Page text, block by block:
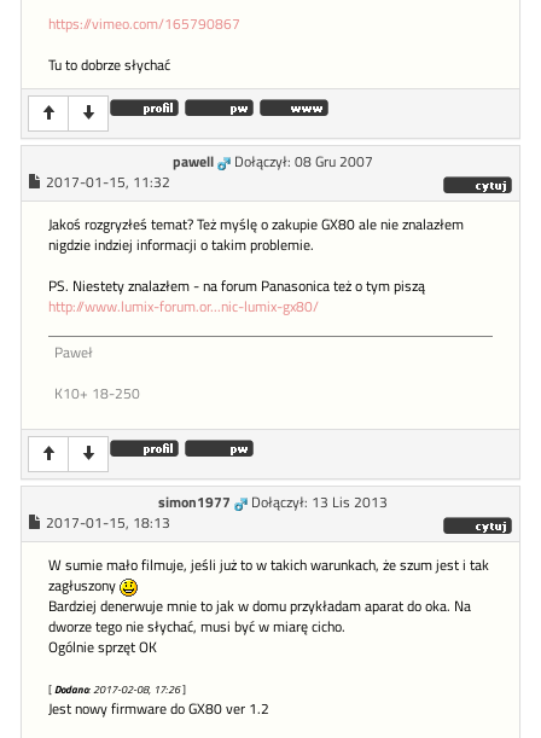
https://vimeo.com/165790867
Tu to dobrze słychać
pawell
Dołączył: 08 Gru 2007
2017-01-15, 11:32
Jakoś rozgryzłeś temat? Też myślę o zakupie GX80 ale nie znalazłem
nigdzie indziej informacji o takim problemie.
PS. Niestety znalazłem - na forum Panasonica też o tym piszą
http://www.lumix-forum.or...nic-lumix-gx80/
Paweł
K10+ 18-250
simon1977
Dołączył: 13 Lis 2013
2017-01-15, 18:13
W sumie mało filmuje, jeśli już to w takich warunkach, że szum jest i tak
zagłuszony
Bardziej denerwuje mnie to jak w domu przykładam aparat do oka. Na
dworze tego nie słychać, musi być w miarę cicho.
Ogólnie sprzęt OK
[Dodano: 2017-02-08, 17:26]
Jest nowy firmware do GX80 ver 1.2